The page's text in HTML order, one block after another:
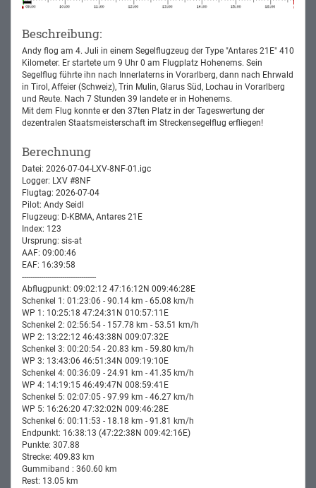
Beschreibung:
Andy flog am 4. Juli in einem Segelflugzeug der Type "Antares 21E" 410
Kilometer. Er startete um 9 Uhr 0 am Flugplatz Hohenems. Sein
Segelflug führte ihn nach Innerlaterns in Vorarlberg, dann nach Ehrwald
in Tirol, Affeier (Schweiz), Trin Mulin, Glarus Süd, Lochau in Vorarlberg
und Reute. Nach 7 Stunden 39 landete er in Hohenems.
Mit dem Flug konnte er den 37ten Platz in der Tageswertung der
dezentralen Staatsmeisterschaft im Streckensegelflug erfliegen!
Berechnung
Datei: 2026-07-04-LXV-8NF-01.igc
Logger: LXV #8NF
Flugtag: 2026-07-04
Pilot: Andy Seidl
Flugzeug: D-KBMA, Antares 21E
Index: 123
Ursprung: sis-at
AAF: 09:00:46
EAF: 16:39:58
-----------------------------------
Abflugpunkt: 09:02:12 47:16:12N 009:46:28E
Schenkel 1: 01:23:06 - 90.14 km - 65.08 km/h
WP 1: 10:25:18 47:24:31N 010:57:11E
Schenkel 2: 02:56:54 - 157.78 km - 53.51 km/h
WP 2: 13:22:12 46:43:38N 009:07:32E
Schenkel 3: 00:20:54 - 20.83 km - 59.80 km/h
WP 3: 13:43:06 46:51:34N 009:19:10E
Schenkel 4: 00:36:09 - 24.91 km - 41.35 km/h
WP 4: 14:19:15 46:49:47N 008:59:41E
Schenkel 5: 02:07:05 - 97.99 km - 46.27 km/h
WP 5: 16:26:20 47:32:02N 009:46:28E
Schenkel 6: 00:11:53 - 18.18 km - 91.81 km/h
Endpunkt: 16:38:13 (47:22:38N 009:42:16E)
Punkte: 307.88
Strecke: 409.83 km
Gummiband : 360.60 km
Rest: 13.05 km